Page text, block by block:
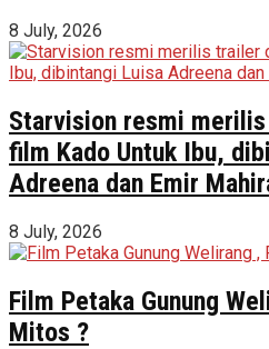
8 July, 2026
Starvision resmi
film Kado Untuk Ibu,
Adreena dan Emir
8 July, 2026
Film Petaka Gunung
Mitos ?